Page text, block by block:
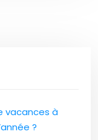
vacances à
?